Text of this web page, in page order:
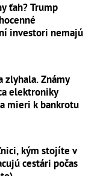
ťah? Trump
investori nemajú
zlyhala. Známy
elektroniky
mieri k bankrotu
kým stojíte v
cestári počas